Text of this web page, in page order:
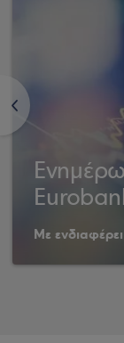
<
Με ενδιαφέρει